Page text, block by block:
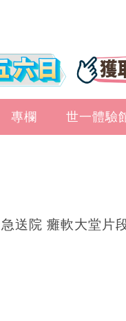
專欄 世一體驗
送院 癱軟大堂片